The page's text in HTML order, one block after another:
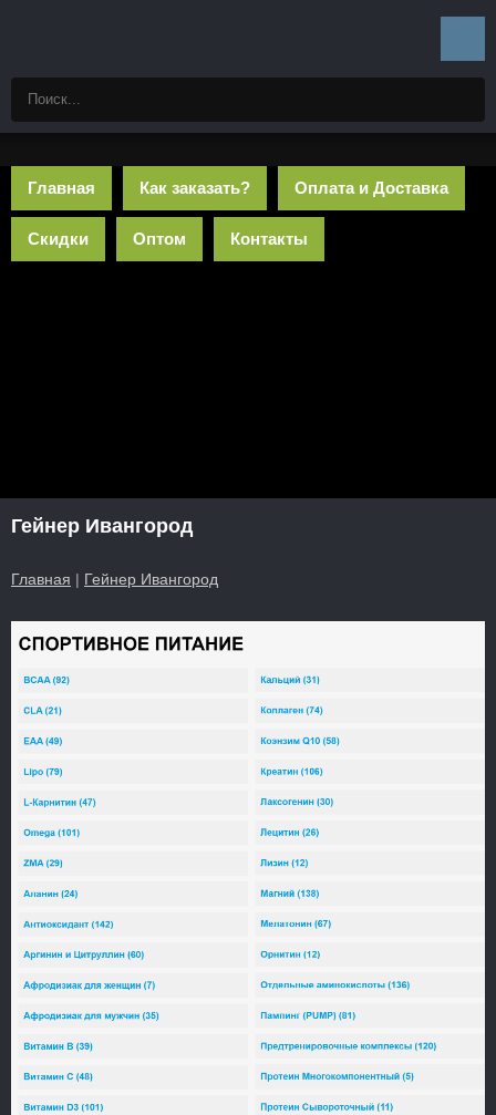
Главная Как заказать? Оплата и Доставка
Скидки Оптом Контакты
Гейнер Ивангород
Главная | Гейнер Ивангород